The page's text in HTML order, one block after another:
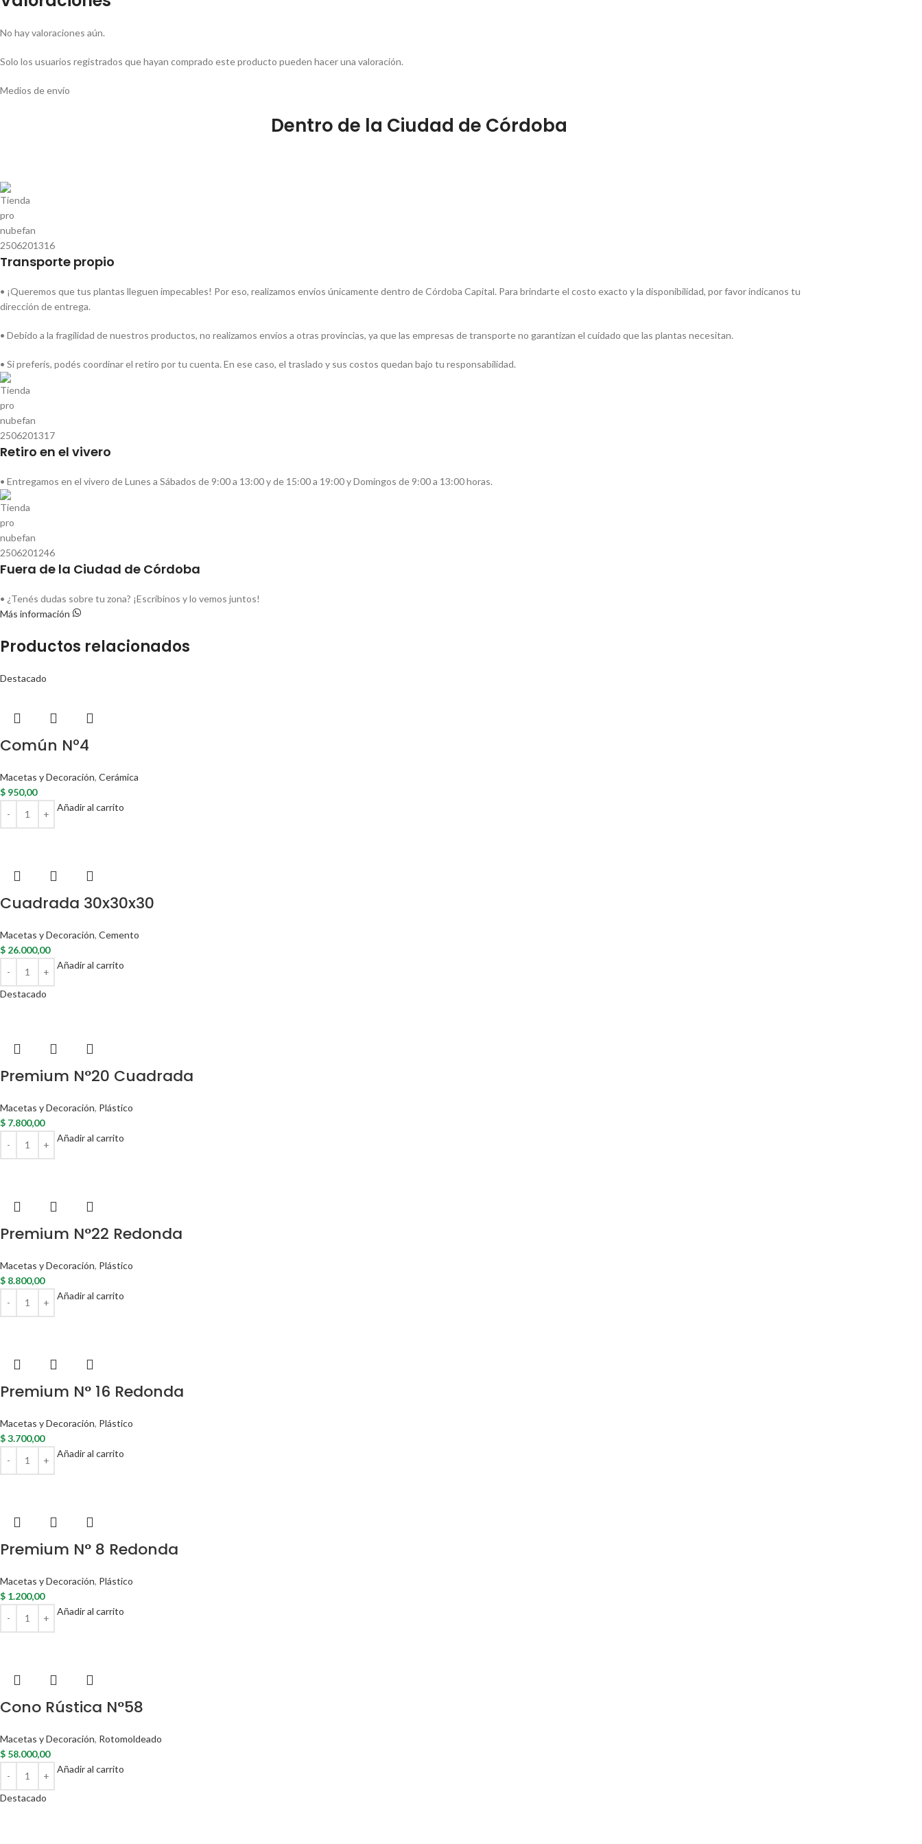
No hay valoraciones aún.
Solo los usuarios registrados que hayan comprado este producto pueden hacer una valoración.
Medios de envío
Dentro de la Ciudad de Córdoba
Transporte propio
• ¡Queremos que tus plantas lleguen impecables! Por eso, realizamos envíos únicamente dentro de Córdoba Capital. Para brindarte el costo exacto y la disponibilidad, por favor indicanos tu
dirección de entrega.
• Debido a la fragilidad de nuestros productos, no realizamos envíos a otras provincias, ya que las empresas de transporte no garantizan el cuidado que las plantas necesitan.
• Si preferís, podés coordinar el retiro por tu cuenta. En ese caso, el traslado y sus costos quedan bajo tu responsabilidad.
Retiro en el vivero
• Entregamos en el vivero de Lunes a Sábados de 9:00 a 13:00 y de 15:00 a 19:00 y Domingos de 9:00 a 13:00 horas.
Fuera de la Ciudad de Córdoba
• ¿Tenés dudas sobre tu zona? ¡Escribinos y lo vemos juntos!
Más información
Productos relacionados
Destacado
Común Nº4
Macetas y Decoración, Cerámica
$ 950,00
Añadir al carrito
Cuadrada 30x30x30
Macetas y Decoración, Cemento
$ 26.000,00
Añadir al carrito
Destacado
Premium N°20 Cuadrada
Macetas y Decoración, Plástico
$ 7.800,00
Añadir al carrito
Premium N°22 Redonda
Macetas y Decoración, Plástico
$ 8.800,00
Añadir al carrito
Premium N° 16 Redonda
Macetas y Decoración, Plástico
$3.700,00
Añadir al carrito
Premium N° 8 Redonda
Macetas y Decoración, Plástico
$ 1.200,00
Añadir al carrito
Cono Rústica N°58
Macetas y Decoración, Rotomoldeado
$ 58.000,00
Añadir al carrito
Destacado